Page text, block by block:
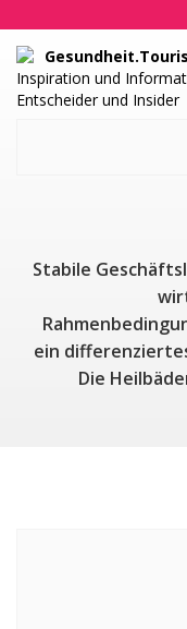
Inspiration und
Entscheider und Insider
Stabile
ein
Die